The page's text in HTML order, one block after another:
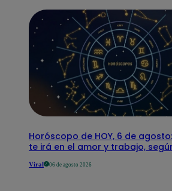
Horóscopo de HOY, 6 de
te irá en el amor y trabajo,
Viral 06 de agosto 2026